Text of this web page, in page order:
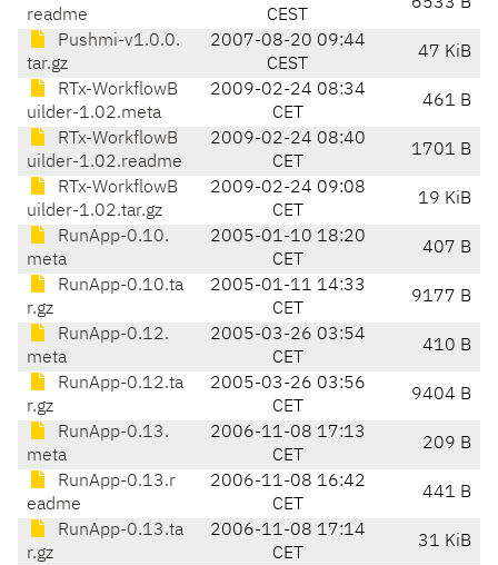
readme
CEST
Pushmi-v1.0.0.
tar.gz
2007-08-20 09:44
CEST
47 KiB
RTx-WorkflowB
uilder-1.02.meta
2009-02-24 08:34
CET
461 B
RTx-WorkflowB
uilder-1.02.readme
2009-02-24 08:40
CET
1701 B
RTx-WorkflowB
uilder-1.02.tar.gz
2009-02-24 09:08
CET
19 KiB
RunApp-0.10.
meta
2005-01-10 18:20
CET
407 B
RunApp-0.10.ta
r.gz
2005-01-11 14:33
CET
9177 B
RunApp-0.12.
meta
2005-03-26 03:54
CET
410 B
RunApp-0.12.ta
r.gz
2005-03-26 03:56
CET
9404 B
RunApp-0.13.
meta
2006-11-08 17:13
CET
209 B
RunApp-0.13.r
eadme
2006-11-08 16:42
CET
441 B
RunApp-0.13.ta
r.gz
2006-11-08 17:14
CET
31 KiB